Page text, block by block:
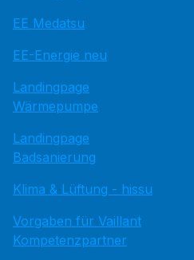
EE Medatsu
EE-Energie neu
Landingpage
Wärmepumpe
Landingpage
Badsanierung
Klima & Lüftung - hissu
Vorgaben für Vaillant
Kompetenzpartner